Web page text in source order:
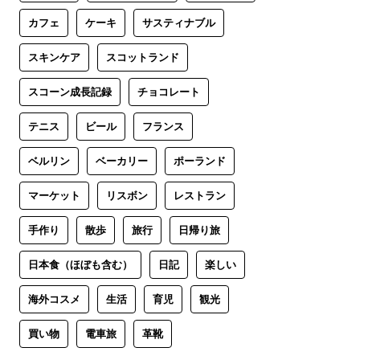
カフェ ケーキ サスティナブル
スキンケア スコットランド
スコーン成長記録 チョコレート
テニス ビール フランス
ベルリン ベーカリー ポーランド
マーケット リスボン レストラン
手作り 散歩 旅行 日帰り旅
日本食（ほぼも含む） 日記 楽しい
海外コスメ 生活 育児 観光
買い物 電車旅 革靴